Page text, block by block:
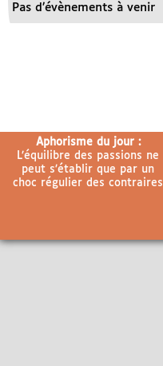
Pas d’évènements à venir
Aphorisme du jour :
L’équilibre des passions ne
peut s’établir que par un
choc régulier des contraires